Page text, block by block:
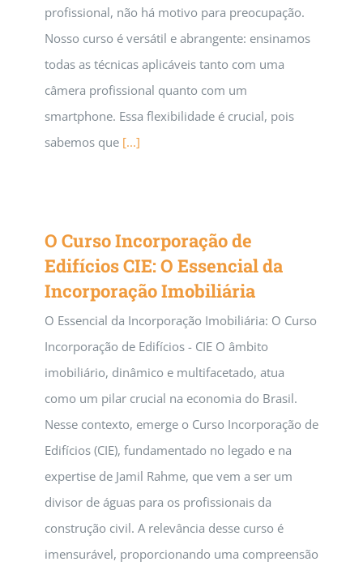
profissional, não há motivo para preocupação.
Nosso curso é versátil e abrangente: ensinamos
todas as técnicas aplicáveis tanto com uma
câmera profissional quanto com um
smartphone. Essa flexibilidade é crucial, pois
sabemos que [...]
O Curso Incorporação de
Edifícios CIE: O Essencial da
Incorporação Imobiliária
O Essencial da Incorporação Imobiliária: O Curso
Incorporação de Edifícios - CIE O âmbito
imobiliário, dinâmico e multifacetado, atua
como um pilar crucial na economia do Brasil.
Nesse contexto, emerge o Curso Incorporação de
Edifícios (CIE), fundamentado no legado e na
expertise de Jamil Rahme, que vem a ser um
divisor de águas para os profissionais da
construção civil. A relevância desse curso é
imensurável, proporcionando uma compreensão